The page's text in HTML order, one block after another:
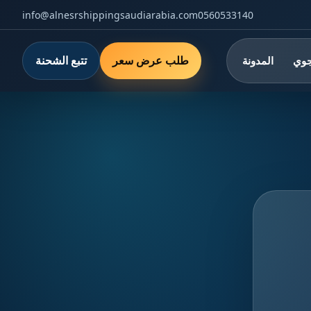
0560533140
info@alnesrshippingsaudiarabia.com
المدونة طلب عرض سعر تتبع الشحنة